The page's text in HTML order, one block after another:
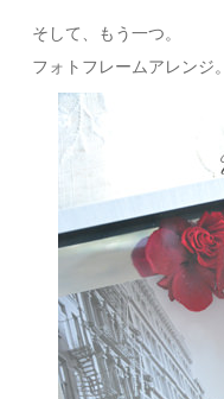
そして、もう一つ。
フォトフレームアレンジ。